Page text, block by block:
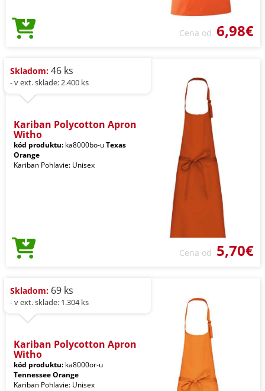
Cena od 6,98€
Skladom: 46 ks
- v ext. sklade: 2.400 ks
Kariban Polycotton Apron
Witho
kód produktu: ka8000bo-uTexas
Orange
Kariban Pohlavie: Unisex
Cena od 5,70€
Skladom: 69 ks
- v ext. sklade: 1.304 ks
Kariban Polycotton Apron
Witho
kód produktu: ka8000or-u
Tennessee Orange
Kariban Pohlavie: Unisex